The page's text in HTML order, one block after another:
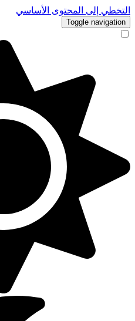
التخطي إلى المحتوى الأساسي
Toggle navigation